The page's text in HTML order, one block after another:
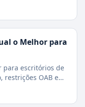
o Melhor para
para escritórios de
restrições OAB e